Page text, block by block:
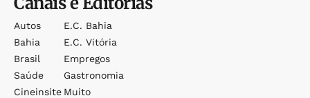
Autos
Bahia
Brasil
Saúde
Cineinsite
E.c. Bahia
E.c. Vitória
Empregos
Gastronomia
Muito